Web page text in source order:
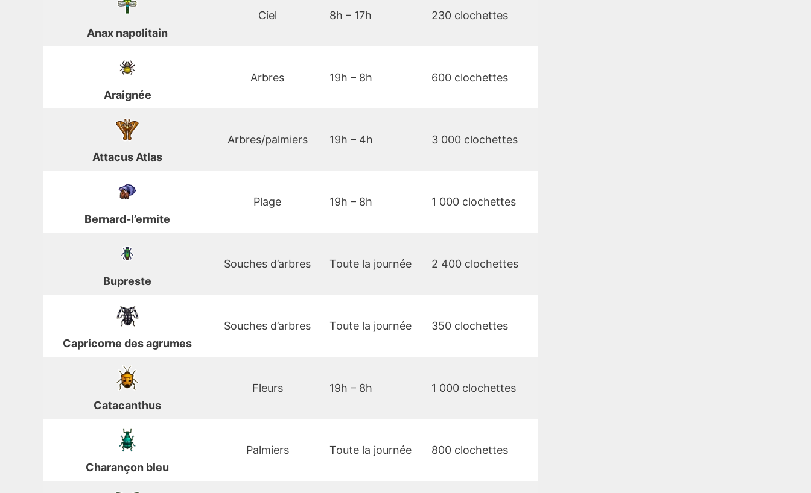
Anax napolitain
Ciel 8h – 17h 230 clochettes
Araignée
Arbres 19h – 8h 600 clochettes
Attacus Atlas
Arbres/palmiers 19h – 4h 3 000 clochettes
Bernard-l’ermite
Plage 19h – 8h 1 000 clochettes
Bupreste
Souches d’arbres Toute la journée 2 400 clochettes
Capricorne des agrumes
Souches d’arbres Toute la journée 350 clochettes
Catacanthus
Fleurs 19h – 8h 1 000 clochettes
Charançon bleu
Palmiers Toute la journée 800 clochettes